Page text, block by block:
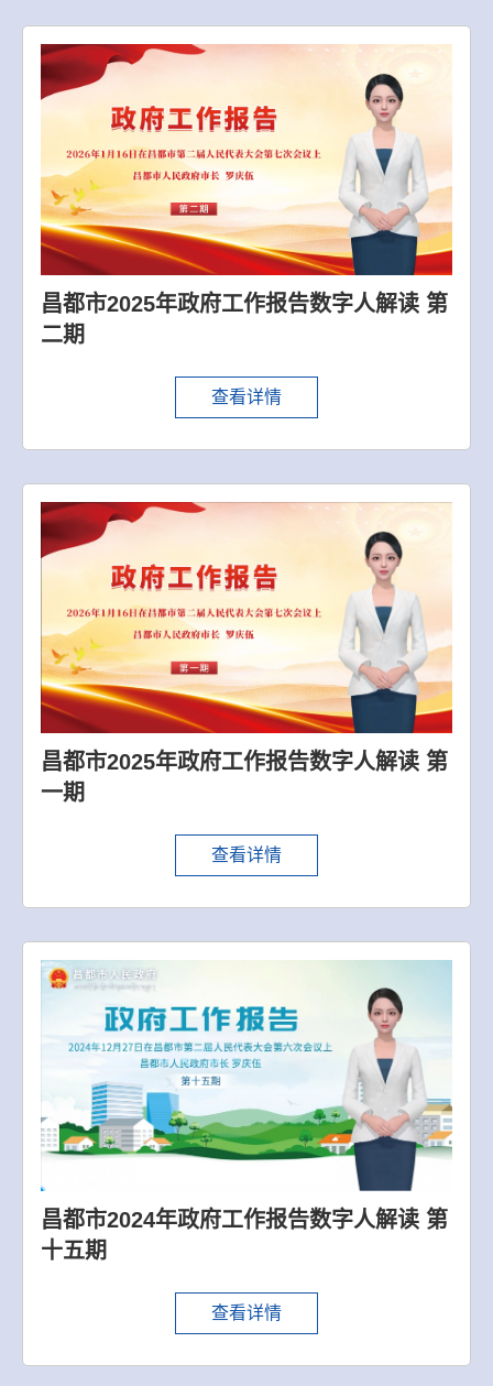
昌都市2025年政府工作报告数字人解读 第
二期
查看详情
昌都市2025年政府工作报告数字人解读 第
一期
查看详情
昌都市2024年政府工作报告数字人解读 第
十五期
查看详情